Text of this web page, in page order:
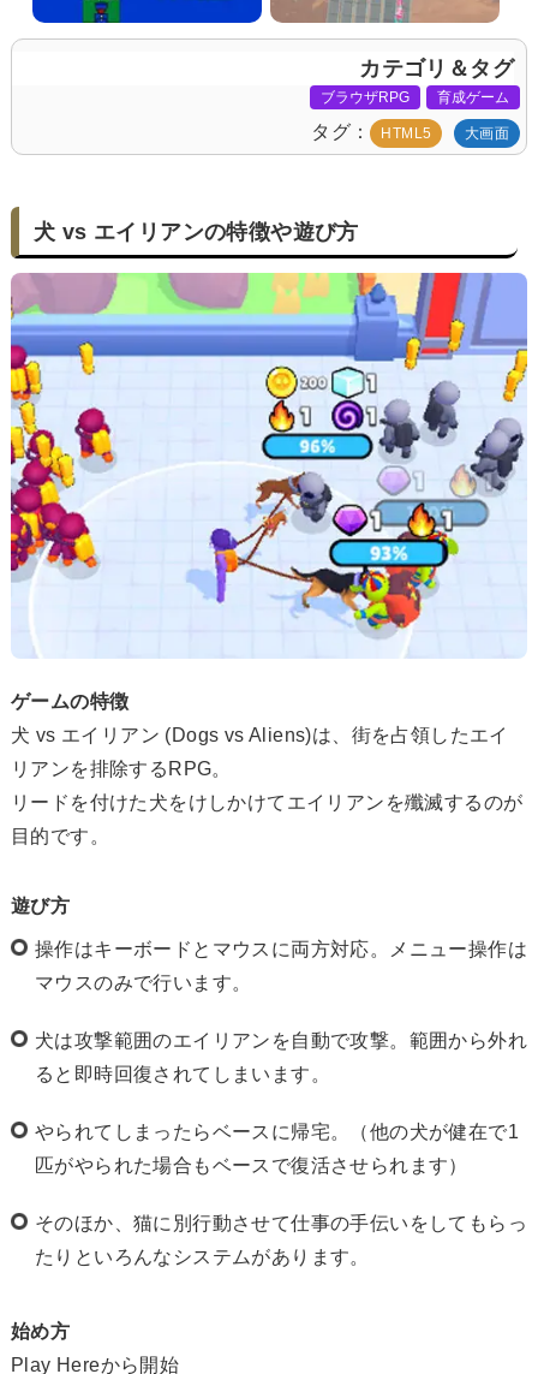
カテゴリ＆タグ
ブラウザRPG 育成ゲーム
タグ HTML5 大画面
犬 vs エイリアンの特徴や遊び方
ゲームの特徴
犬 vs エイリアン (Dogs vs Aliens)は、街を占領したエイ
リアンを排除するRPG。
リードを付けた犬をけしかけてエイリアンを殲滅するのが
目的です。
遊び方
操作はキーボードとマウスに両方対応。メニュー操作は
マウスのみで行います。
犬は攻撃範囲のエイリアンを自動で攻撃。範囲から外れ
ると即時回復されてしまいます。
やられてしまったらベースに帰宅。（他の犬が健在で1
匹がやられた場合もベースで復活させられます）
そのほか、猫に別行動させて仕事の手伝いをしてもらっ
たりといろんなシステムがあります。
始め方
Play Hereから開始